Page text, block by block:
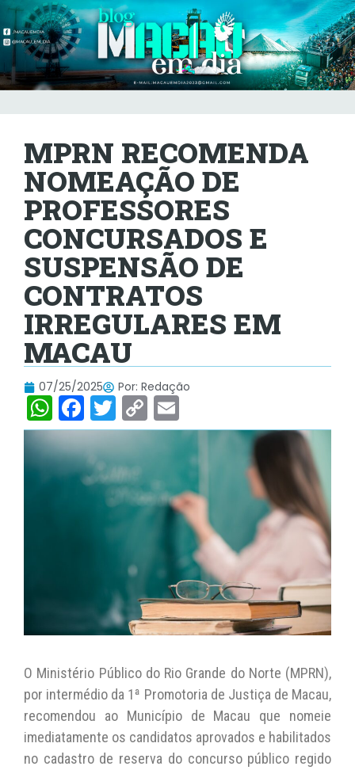
MPRN RECOMENDA
NOMEAÇÃO DE
PROFESSORES
CONCURSADOS E
SUSPENSÃO DE
CONTRATOS
IRREGULARES EM
MACAU
07/25/2025 Por: Redação
W
h
at
s
F
a
c
e
T
w
itt
er
C
o
p
y
Li
n
k
m
ai
l
O Ministério Público do Rio Grande do Norte (MPRN),
por intermédio da 1ª Promotoria de Justiça de Macau,
recomendou ao Município de Macau que nomeie
imediatamente os candidatos aprovados e habilitados
no cadastro de reserva do concurso público regido